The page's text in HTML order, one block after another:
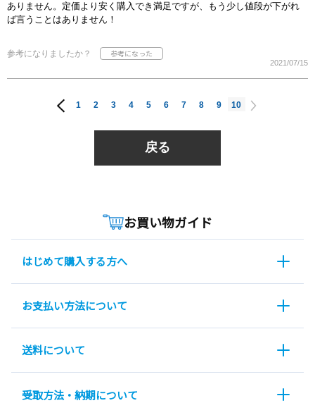
ありません。定価より安く購入でき満足ですが、もう少し値段が下がれ
ば言うことはありません！
参考になりましたか？
2021/07/15
1 2 3 4 5 6 7 8 9 10
戻る
お買い物ガイド
はじめて購入する方へ
お支払い方法について
送料について
受取方法・納期について